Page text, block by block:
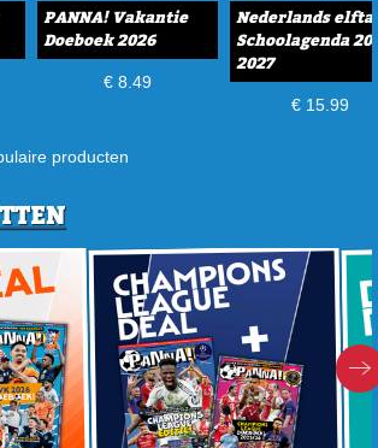
PANNA! Vakantie
Doeboek 2026
€ 8.49
Nederlands
Schoolagenda
2027
€ 15.99
producten